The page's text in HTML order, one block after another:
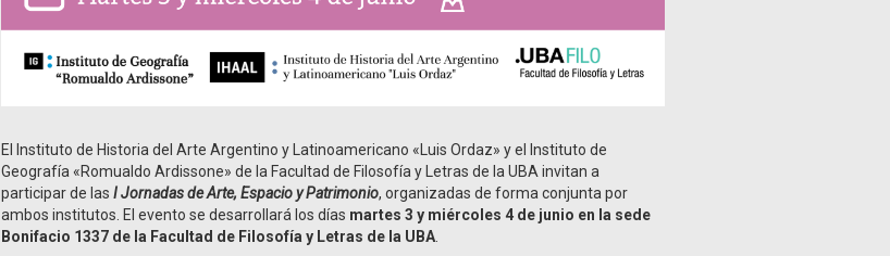
El Instituto de Historia del Arte Argentino y Latinoamericano «Luis Ordaz» y el Instituto de
Geografía «Romualdo Ardissone» de la Facultad de Filosofía y Letras de la UBA invitan a
participar de las I Jornadas de Arte, Espacio y Patrimonio, organizadas de forma conjunta por
ambos institutos. El evento se desarrollará los días martes 3 y miércoles 4 de junio en la sede
Bonifacio 1337 de la Facultad de Filosofía y Letras de la UBA.